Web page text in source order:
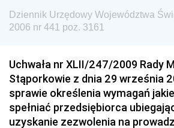
Dziennik Urzędowy Urzędu
Dziennik Urzędowy Ministerstwa
Przemysłu Maszynowego
Dziennik Urzędowy Ministerstwa
Społecznej
Dziennik Urzędowy Województwa
2006 nr 441 poz. 3161
Uchwała nr XLII/247/2009 Rady
Stąporkowie z dnia 29 września
sprawie określenia wymagań
spełniać przedsiębiorca
uzyskanie zezwolenia na